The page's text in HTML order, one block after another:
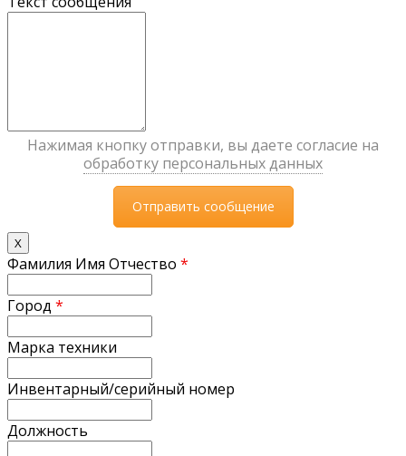
Нажимая кнопку отправки, вы даете согласие на
обработку персональных данных
X
Фамилия Имя Отчество *
Город *
Марка техники
Инвентарный/серийный номер
Должность